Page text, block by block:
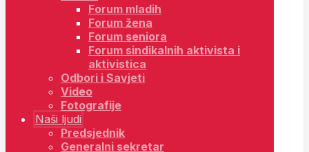
Forum mladih
Forum žena
Forum seniora
Forum sindikalnih aktivista i
aktivistica
Odbori i Savjeti
Video
Fotografije
Naši ljudi
Predsjednik
Generalni sekretar